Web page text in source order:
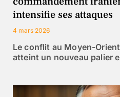
intensifie ses attaques
4 mars 2026
Le conflit au Moyen-
atteint un nouveau palier